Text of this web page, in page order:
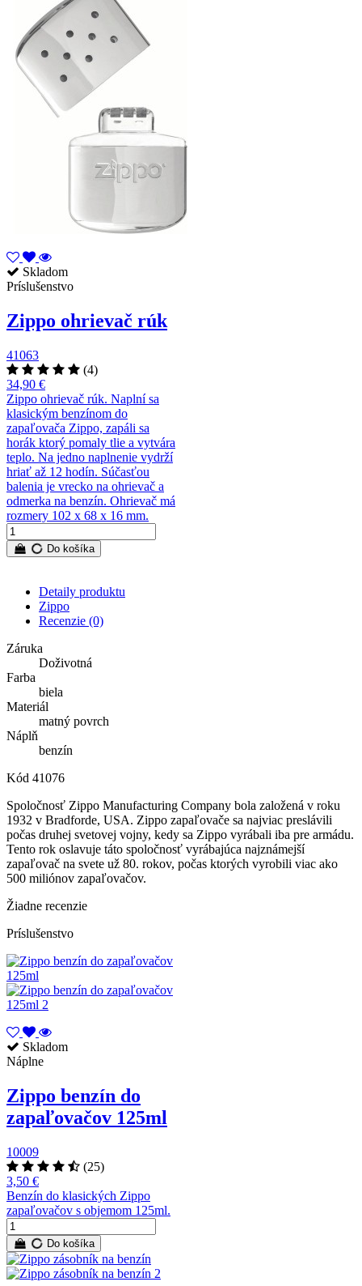
Skladom
Príslušenstvo
Zippo ohrievač rúk
41063
(4)
34,90 €
Zippo ohrievač rúk. Naplní sa
klasickým benzínom do
zapaľovača Zippo, zapáli sa
horák ktorý pomaly tlie a vytvára
teplo. Na jedno naplnenie vydrží
hriať až 12 hodín. Súčasťou
balenia je vrecko na ohrievač a
odmerka na benzín. Ohrievač má
rozmery 102 x 68 x 16 mm.
Do košíka
Detaily produktu
Zippo
Recenzie (0)
Záruka
Doživotná
Farba
biela
Materiál
matný povrch
Náplň
benzín
Kód 41076
Spoločnosť Zippo Manufacturing Company bola založená v roku
1932 v Bradforde, USA. Zippo zapaľovače sa najviac preslávili
počas druhej svetovej vojny, kedy sa Zippo vyrábali iba pre armádu.
Tento rok oslavuje táto spoločnosť vyrábajúca najznámejší
zapaľovač na svete už 80. rokov, počas ktorých vyrobili viac ako
500 miliónov zapaľovačov.
Žiadne recenzie
Príslušenstvo
Skladom
Náplne
Zippo benzín do
zapaľovačov 125ml
10009
(25)
3,50 €
Benzín do klasických Zippo
zapaľovačov s objemom 125ml.
Do košíka